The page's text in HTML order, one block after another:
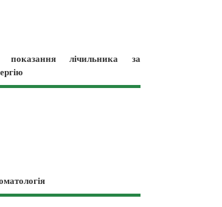
показання лічильника за